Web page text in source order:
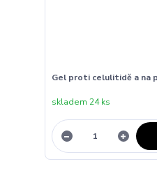
Gel proti celulitidě a na
skladem 24 ks